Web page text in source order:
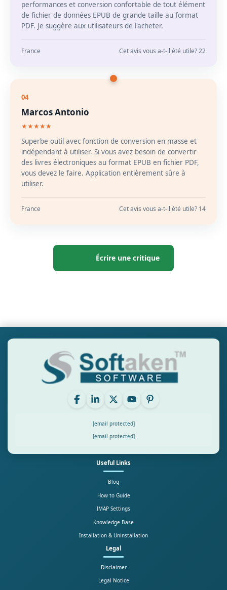
performances et conversion confortable de tout élément
de fichier de données EPUB de grande taille au format
PDF. Je suggère aux utilisateurs de l'acheter.
France Cet avis vous a-t-il été utile? 22
04
Marcos Antonio
★★★★★
Superbe outil avec fonction de conversion en masse et
indépendant à utiliser. Si vous avez besoin de convertir
des livres électroniques au format EPUB en fichier PDF,
vous devez le faire. Application entièrement sûre à
utiliser.
France Cet avis vous a-t-il été utile? 14
Écrire une critique
[email protected]
[email protected]
Useful Links
Blog
How to Guide
IMAP Settings
Knowledge Base
Installation & Uninstallation
Legal
Disclaimer
Legal Notice